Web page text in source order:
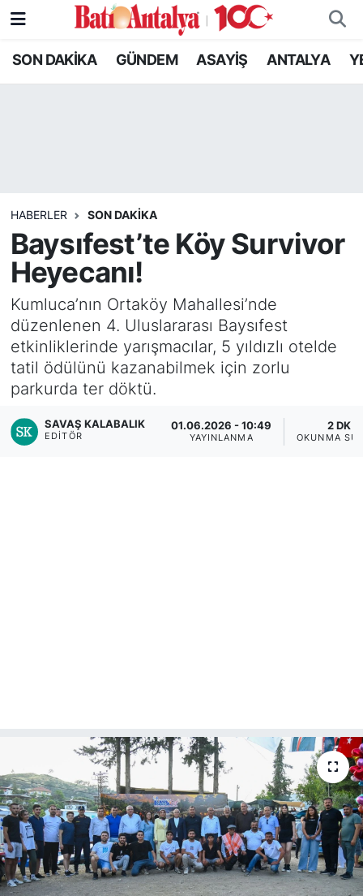
SON DAKİKA GÜNDEM ASAYİŞ ANTALYA
HABERLER SON DAKIKA
Baysıfest’te Köy Survivor
Heyecanı!
Kumluca’nın Ortaköy Mahallesi’nde
düzenlenen 4. Uluslararası Baysıfest
etkinliklerinde yarışmacılar, 5 yıldızlı otelde
tatil ödülünü kazanabilmek için zorlu
parkurda ter döktü.
SAVAŞ KALABALIK
EDITÖR
01.06.2026 - 10:49
YAYINLANMA
2 DK
OKUNMA
SON DAKİKA
RESMİ İLANLAR
EKONOMİ
Nöbetçi Eczaneler
Son Dakika Haberleri
Haber Arşivi